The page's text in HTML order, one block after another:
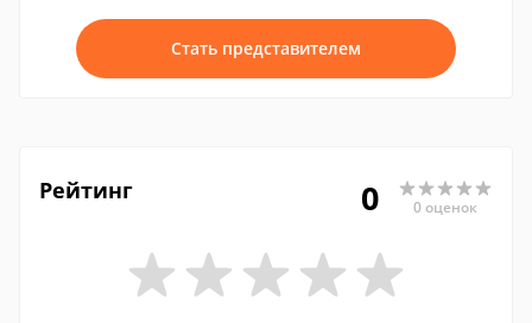
Стать представителем
Рейтинг 0 0 оценок